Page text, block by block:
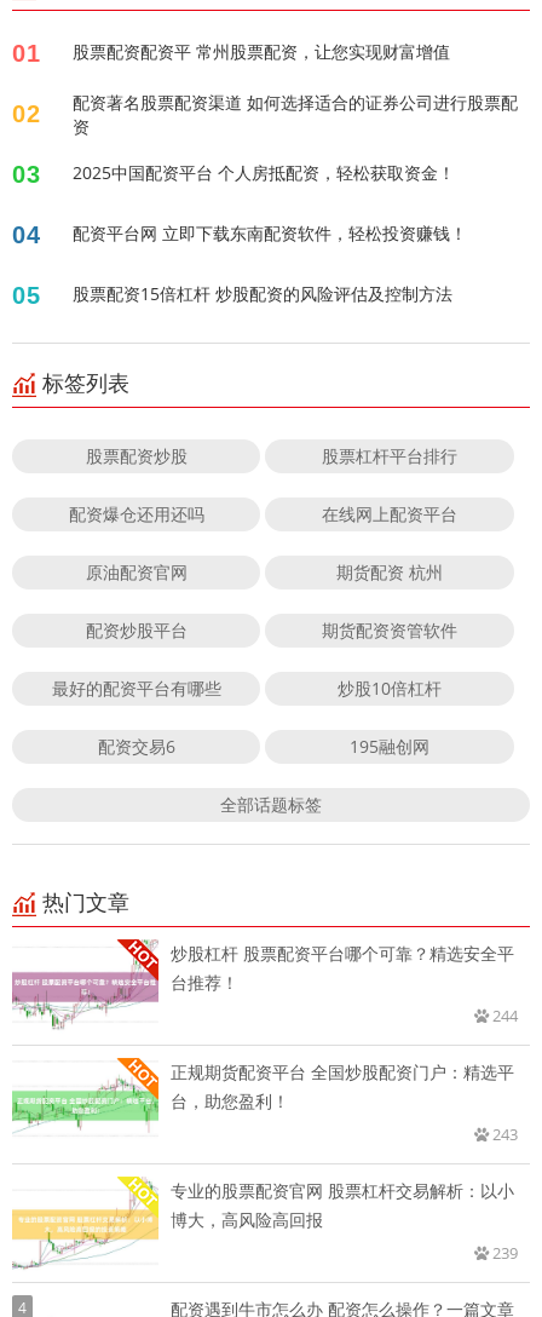
01 股票配资配资平 常州股票配资，让您实现财富增值
02
配资著名股票配资渠道 如何选择适合的证券公司进行股票配
资
03 2025中国配资平台 个人房抵配资，轻松获取资金！
04 配资平台网 立即下载东南配资软件，轻松投资赚钱！
05 股票配资15倍杠杆 炒股配资的风险评估及控制方法
标签列表
股票配资炒股 股票杠杆平台排行
配资爆仓还用还吗 在线网上配资平台
原油配资官网 期货配资 杭州
配资炒股平台 期货配资资管软件
最好的配资平台有哪些 炒股10倍杠杆
配资交易6 195融创网
全部话题标签
热门文章
炒股杠杆 股票配资平台哪个可靠？精选安全平
台推荐！
244
正规期货配资平台 全国炒股配资门户：精选平
台，助您盈利！
243
专业的股票配资官网 股票杠杆交易解析：以小
博大，高风险高回报
239
4 配资遇到牛市怎么办 配资怎么操作？一篇文章